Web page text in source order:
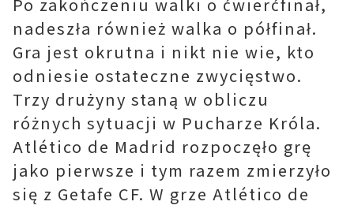
nadeszła również walka o półfinał.
Gra jest okrutna i nikt nie wie, kto
odniesie ostateczne zwycięstwo.
Trzy drużyny staną w obliczu
różnych sytuacji w Pucharze Króla.
Atlético de Madrid rozpoczęło grę
jako pierwsze i tym razem zmierzyło
się z Getafe CF. W grze Atlético de